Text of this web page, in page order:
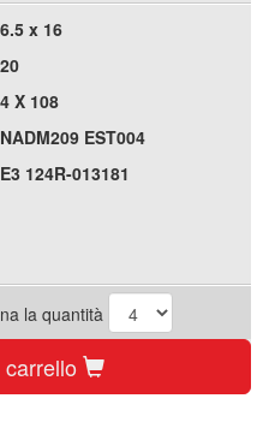
6.5 x 16
20
4 X 108
NADM209 EST004
E3 124R-013181
la quantità